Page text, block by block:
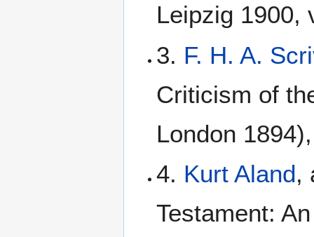
Leipzig 1900,
3. F. H. A.
Criticism of
London
4. Kurt Aland,
Testament: